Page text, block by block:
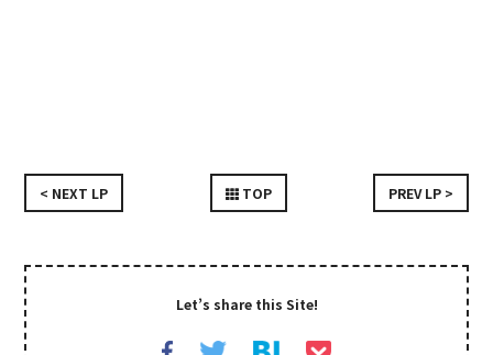
< NEXT LP TOP PREV LP >
Let’s share this Site!